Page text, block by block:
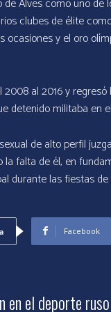
clubes de élite
ocasiones y el oro
2008 al 2016 y
detenido militaba
de alto perfil
falta de él, en
durante las fiestas
Facebook
en el deporte ruso